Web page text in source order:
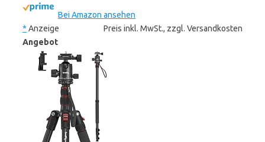
Bei Amazon ansehen
* Anzeige
Preis inkl. MwSt., zzgl. Versandkosten
Angebot